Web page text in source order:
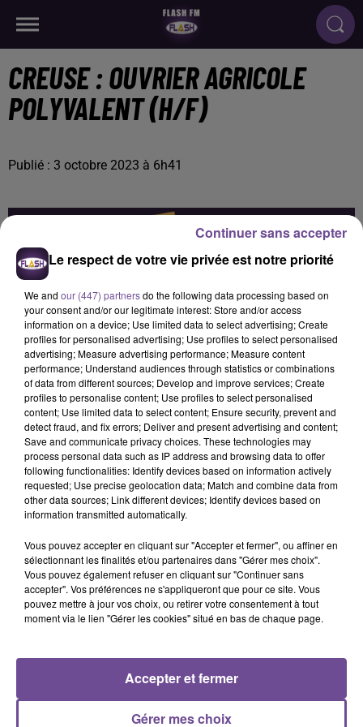
CREUSE : OUVRIER AGRICOLE
POLYVALENT (H/F)
Publié : 3 octobre 2023 à 6h41
Une exploitation de Chamborand recherche un ouvrier
agricole polyvalent (H/F). Vous intervenez de manière
polyvalente au sein d'une exploitation en polyculture élevage
(bovins viande). Vous assurez la pose ou la réparation des
clôtures, la conduite des engins agricoles pour les travaux
des champs (foins, labours et semis...). Vous nourrissez les
bêtes à l’engraissement. Une connaissance et/ou une
Référence de l’offre Pôle Emploi : 162KDNG
RADIO ACTUS
Le respect de votre vie privée est notre priorité
We and our (447) partnersdo the following data processing based on
your consent and/or our legitimate interest: Store and/or access
information on a device; Use limited data to select advertising; Create
profiles for personalised advertising; Use profiles to select personalised
advertising; Measure advertising performance; Measure content
performance; Understand audiences through statistics or combinations
of data from different sources; Develop and improve services; Create
profiles to personalise content; Use profiles to select personalised
content; Use limited data to select content; Ensure security, prevent and
detect fraud, and fix errors; Deliver and present advertising and content;
Save and communicate privacy choices. These technologies may
process personal data such as IP address and browsing data to offer
following functionalities: Identify devices based on information actively
requested; Use precise geolocation data; Match and combine data from
other data sources; Link different devices; Identify devices based on
information transmitted automatically.
Vous pouvez accepter en cliquant sur "Accepter et fermer", ou affiner en
sélectionnant les finalités et/ou partenaires dans "Gérer mes choix".
Vous pouvez également refuser en cliquant sur "Continuer sans
accepter". Vos préférences ne s'appliqueront que pour ce site. Vous
pouvez mettre à jour vos choix, ou retirer votre consentement à tout
moment via le lien "Gérer les cookies" situé en bas de chaque page.
Gérer mes choix
Accepter et fermer
Continuer sans accepter